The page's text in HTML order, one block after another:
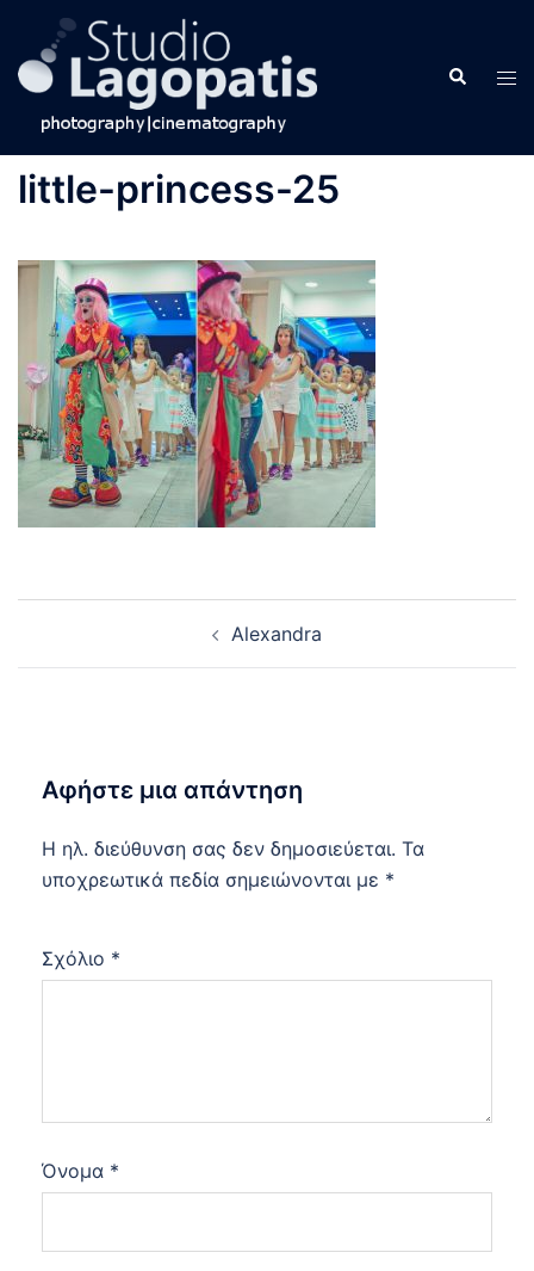
content
Search
little-princess-25
Alexandra
Αφήστε μια απάντηση
Η ηλ. διεύθυνση σας δεν δημοσιεύεται. Τα
υποχρεωτικά πεδία σημειώνονται με *
Σχόλιο *
Όνομα *